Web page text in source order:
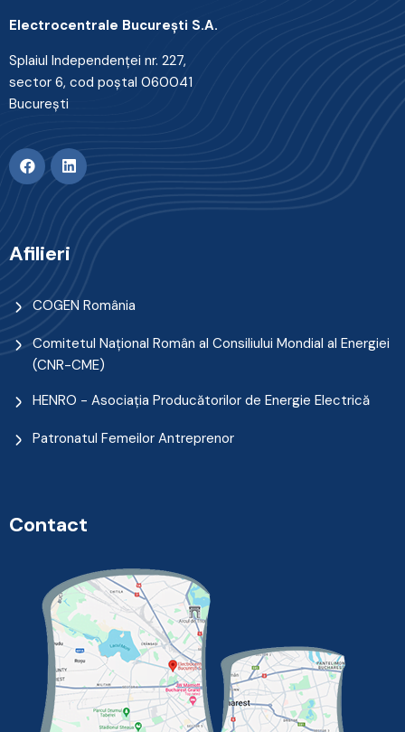
Electrocentrale Bucureşti S.A.
Splaiul Independenţei nr. 227,
sector 6, cod poştal 060041
Bucureşti
Afilieri
COGEN România
Comitetul Naţional Român al Consiliului Mondial al Energiei
(CNR-CME)
HENRO - Asociația Producătorilor de Energie Electrică
Patronatul Femeilor Antreprenor
Contact